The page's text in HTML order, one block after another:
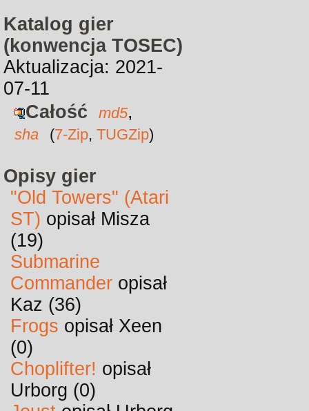
Katalog gier
(konwencja TOSEC)
Aktualizacja: 2021-
07-11
Całość
md5,
sha (7-Zip, TUGZip)
Opisy gier
"Old Towers" (Atari
ST) opisał Misza
(19)
Submarine
Commander opisał
Kaz (36)
Frogs opisał Xeen
(0)
Choplifter! opisał
Urborg (0)